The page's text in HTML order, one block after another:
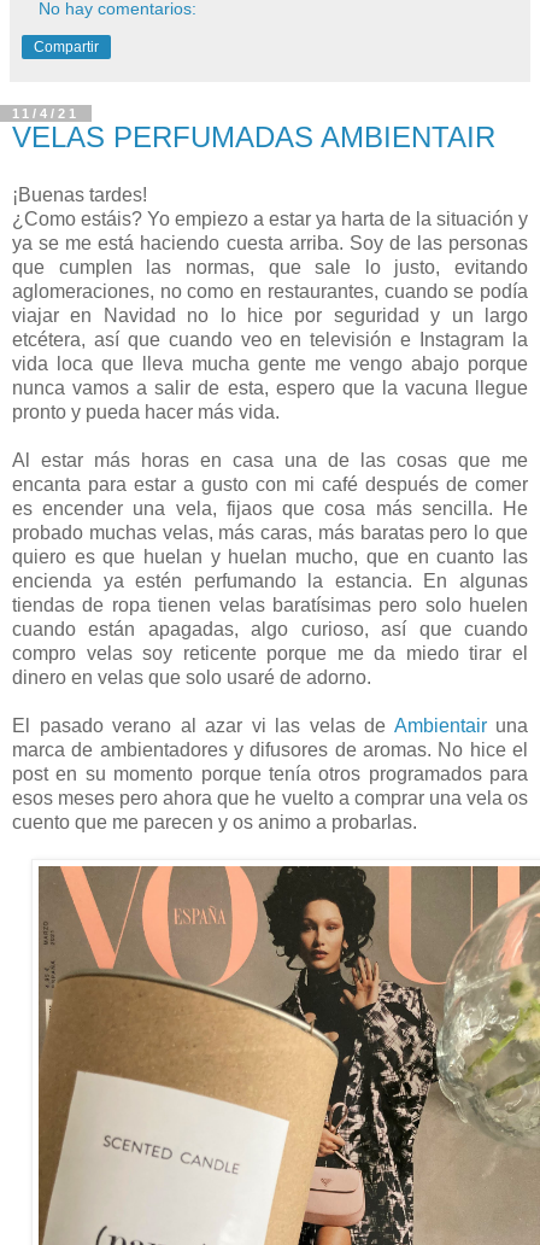
No hay comentarios:
Compartir
11/4/21
VELAS PERFUMADAS AMBIENTAIR
¡Buenas tardes!
¿Como estáis? Yo empiezo a estar ya harta de la situación y
ya se me está haciendo cuesta arriba. Soy de las personas
que cumplen las normas, que sale lo justo, evitando
aglomeraciones, no como en restaurantes, cuando se podía
viajar en Navidad no lo hice por seguridad y un largo
etcétera, así que cuando veo en televisión e Instagram la
vida loca que lleva mucha gente me vengo abajo porque
nunca vamos a salir de esta, espero que la vacuna llegue
pronto y pueda hacer más vida.
Al estar más horas en casa una de las cosas que me
encanta para estar a gusto con mi café después de comer
es encender una vela, fijaos que cosa más sencilla. He
probado muchas velas, más caras, más baratas pero lo que
quiero es que huelan y huelan mucho, que en cuanto las
encienda ya estén perfumando la estancia. En algunas
tiendas de ropa tienen velas baratísimas pero solo huelen
cuando están apagadas, algo curioso, así que cuando
compro velas soy reticente porque me da miedo tirar el
dinero en velas que solo usaré de adorno.
El pasado verano al azar vi las velas de Ambientairuna
marca de ambientadores y difusores de aromas. No hice el
post en su momento porque tenía otros programados para
esos meses pero ahora que he vuelto a comprar una vela os
cuento que me parecen y os animo a probarlas.